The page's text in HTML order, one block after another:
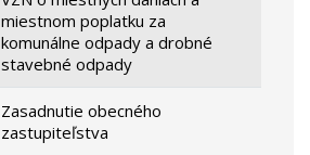
miestnom poplatku za
komunálne odpady a drobné
stavebné odpady
Zasadnutie obecného
zastupiteľstva